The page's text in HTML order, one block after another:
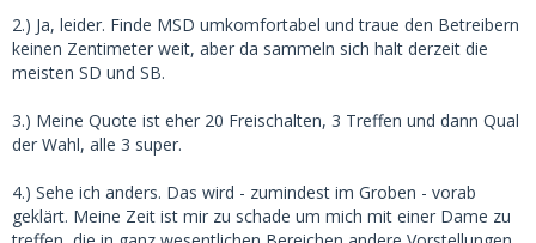
2.) Ja, leider. Finde MSD umkomfortabel und traue den Betreibern
keinen Zentimeter weit, aber da sammeln sich halt derzeit die
meisten SD und SB.
3.) Meine Quote ist eher 20 Freischalten, 3 Treffen und dann Qual
der Wahl, alle 3 super.
4.) Sehe ich anders. Das wird - zumindest im Groben - vorab
geklärt. Meine Zeit ist mir zu schade um mich mit einer Dame zu